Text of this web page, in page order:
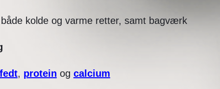
kolde og varme retter, samt bagværk
fedt, protein og calcium